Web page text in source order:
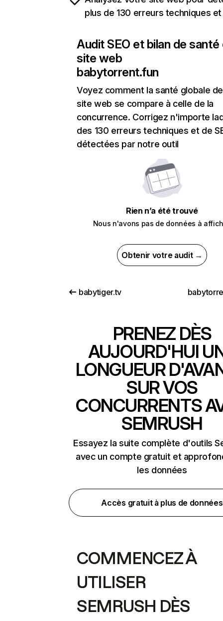
plus de 130 erreurs techniques et
Audit SEO et bilan de santé
site web
babytorrent.fun
Voyez comment la santé globale
site web se compare à celle de la
concurrence. Corrigez n'importe
des 130 erreurs techniques et de
détectées par notre outil
Rien n’a été trouvé
Nous n'avons pas de données à
Obtenir votre audit →
babytiger.tv
PRENEZ DÈS
AUJOURD'HUI
LONGUEUR
SUR VOS
CONCURRENTS
SEMRUSH
Essayez la suite complète d'outils
avec un compte gratuit et
les données
Accès gratuit à plus de données
COMMENCEZ À
UTILISER
SEMRUSH DÈS